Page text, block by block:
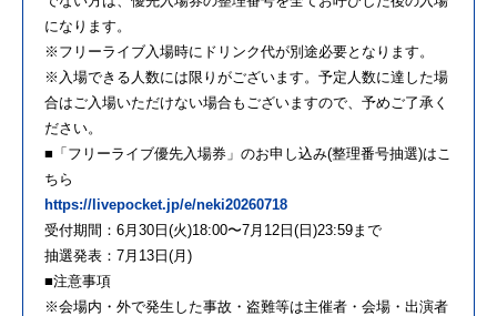
になります。
※フリーライブ入場時にドリンク代が別途必要となります。
※入場できる人数には限りがございます。予定人数に達した場
合はご入場いただけない場合もございますので、予めご了承く
ださい。
■「フリーライブ優先入場券」のお申し込み(整理番号抽選)はこ
ちら
https://livepocket.jp/e/neki20260718
受付期間：6月30日(火)18:00〜7月12日(日)23:59まで
抽選発表：7月13日(月)
■注意事項
※会場内・外で発生した事故・盗難等は主催者・会場・出演者